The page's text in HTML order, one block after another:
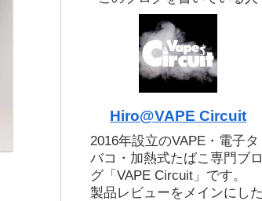
Hiro@VAPE Circuit
2016年設立のVAPE・電子タ
バコ・加熱式たばこ専門ブロ
グ「VAPE Circuit」です。
製品レビューをメインにした